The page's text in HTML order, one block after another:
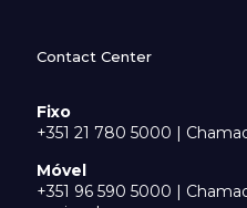
Contact Center
Fixo
+351 21 780 5000 |
Móvel
+351 96 590 5000 |